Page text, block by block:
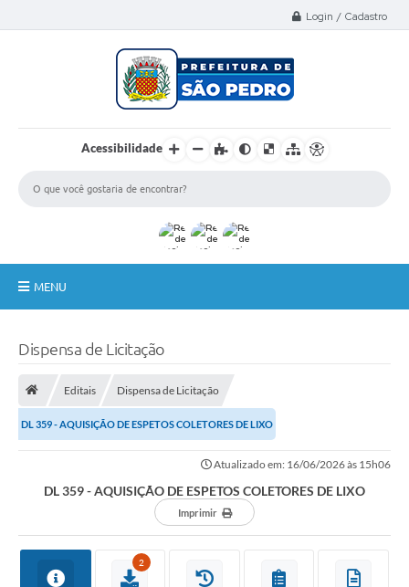
Login / Cadastro
Acessibilidade
MENU
Horários e itinerários dos ônibus urbanos de São Pedro
Protocolo - Instruções e modelos de requerimentos
Dispensa de Licitação
Editais Dispensa de Licitação
DL 359 - AQUISIÇÃO DE ESPETOS COLETORES DE LIXO
Atualizado em: 16/06/2026 às 15h06
DL 359 - AQUISIÇÃO DE ESPETOS COLETORES DE LIXO
Imprimir
2